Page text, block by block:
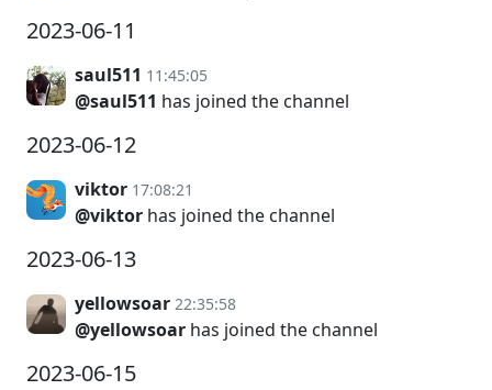
2023-06-11
saul511 11:45:05
@saul511 has joined the channel
2023-06-12
viktor 17:08:21
@viktor has joined the channel
2023-06-13
yellowsoar 22:35:58
@yellowsoar has joined the channel
2023-06-15